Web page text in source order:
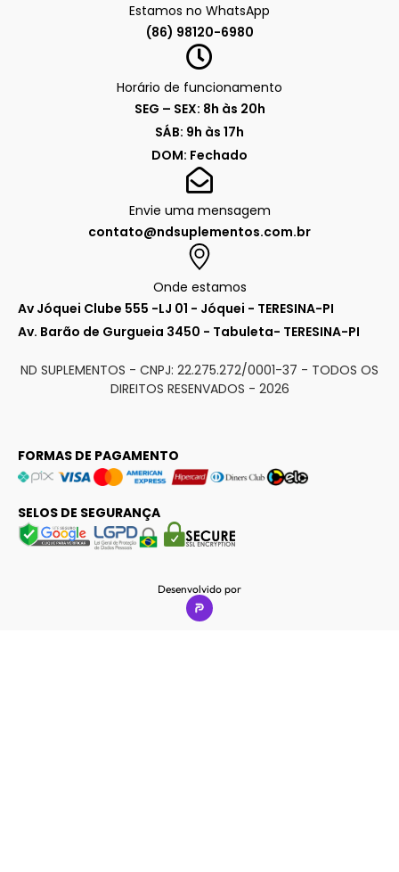
Estamos no WhatsApp
(86) 98120-6980
Horário de funcionamento
SEG – SEX: 8h às 20h
SÁB: 9h às 17h
DOM: Fechado
Envie uma mensagem
contato@ndsuplementos.com.br
Onde estamos
Av Jóquei Clube 555 -LJ 01 - Jóquei - TERESINA-PI
Av. Barão de Gurgueia 3450 - Tabuleta- TERESINA-PI
ND SUPLEMENTOS - CNPJ: 22.275.272/0001-37 - TODOS OS
DIREITOS RESENVADOS - 2026
FORMAS DE PAGAMENTO
SELOS DE SEGURANÇA
Desenvolvido por